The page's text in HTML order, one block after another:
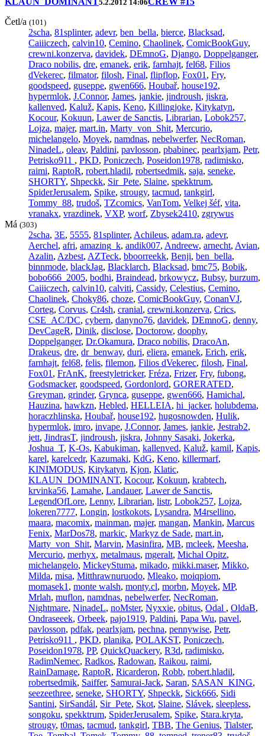
5.2.2012 14:06
Četl/a (101)
2scha, 81splinter, adevr, ben_bella, bierce, Blacksad,
Caiiiczech, calvin10, Cemino, Chaolinek, ComicBookGuy,
crewni.konzerva, davidek, DEmnoG, Django, Doppelganger,
Draco nobilis, dre, emanek, erik, farnhajt, fel68, Filios
dVekerec, filmator, filosh, Final, flipflop, Fox01 , Fry,
goodspeed, guseppe, gwen666, Houbař, house192,
hypermlok, J.Connor, James, jankie, jindroush, jiskra,
kallenved, Kaluž, Kapis, Keno, Killingjoke, Kitykatyn,
Kocour, Kokuun, Lawer de Sanctis, Librarian, Lobok257,
Lojza, majer, mart.in, Marty_von_Shit, Mercurio,
michelangelo, Moyek, namdnas, nebelwerfer, NecRoman,
NinadeL, oleav, Paldini, pavlosson, pbabinec, pearlxjam, Petr,
Petrisko911 , PKD, Poniczech, Poseidon1978, radimisko,
raimi, RaptoR, robert.hladil, robertsedmik, saja, seneke,
SHORTY, Shpeckk, Sir_Pete, Slaine, spekktrum,
SpiderJerusalem, Spike, strougy, tacmud, tankgirl,
Tommy_88, trudoš, TZcomics, VanTom, Velkej šéf, vita,
vranakx, vrazdinek, VXP, worf, Zbysek2410, zgrywus
Má (303)
2scha, 3E, 5555, 81splinter, Achileus, adam.ra, adevr,
Aerchel, afri, amazing_k, andik007, Andreew, arnecht, Avian,
Azalin, Azbest, AZTeck, bboorreekk, Benji, ben_bella,
binnmode, blackJag, Blacklarch, Blacksad, bmc75, Bobik,
bobo666_2005, bodhi, Braindead, brkowycz, Bubsy, burzum,
Caiiiczech, calvin10, calviti, Cassidy, Celestius, Cemino,
Chaolinek, Choky86, choze, ComicBookGuy, ConanVJ,
Corteg, Corvus, Cr4sh, cranial, crewni.konzerva, Crics,
CSE_AC/DC, cybern, danyno76, davidek, DEmnoG, denny,
DevCageR, Dinik, disclose, Doctorow, doophy,
Doppelganger, Dr.Okamura, Draco nobilis, DracoAn,
Drakeus, dre, dr_benway, duri, eliera, emanek, Erich, erik,
farnhajt, fel68, felis, filemon, Filios dVekerec, filosh, Final,
Fox01 , FrAnK, freestyletricker, Fréza, Frizer, Fry, fubong,
Godsmacker, goodspeed, Gordonlord, GORERATED,
Greyman, grinder, Grynca, guseppe, gwen666, Hamichal,
Hauzina, hawkzn, Hebled, HELLEIA, hi_jacker, holubdema,
horaczhlinska, Houbař, house192, hugosnowden, Hulik,
hypermlok, imro, invape, J.Connor, James, jankie, Jestrab2,
jett, JindrasT, jindroush, jiskra, Johnny Sasaki, Jokerka,
Joshua_T, K-Os, Kabukiman, kallenved, Kaluž, kamil, Kapis,
karel, karelcedr, Kazumaki, KdG, Keno, killermarf,
KINIMODUS, Kitykatyn, Kjon, Klatic,
KLAUN_DOMINANT, Kocour, Kokuun, krabtech,
krvinka56, Lamahe, Landauer, Lawer de Sanctis,
LegendOfLore, Lenny, Librarian, listr, Lobok257, Lojza,
lokeren7777, Longin, lostkokots, Lysandra, M4rsellino,
maara, macomix, mainman, majer, mangan, Mankin, Marcus
Fenix, MarDos78, markic, Markyz de Sade, mart.in,
Marty_von_Shit, Marvin, Masinfira, MB, mcleek, Meesha,
Mercurio, merhyx, metalmaus, mgeralt, Michal Opitz,
michelangelo, MickeyStuma, mikado, mikki.maser, Mikko,
Milda, misa, Mitthrawnuruodo, Mleako, moiqpiom,
momasek1 , monte walsh, monty.cl, morbn, Moyek, MP,
Mrlah, muflon, namdnas, nebelwerfer, NecRoman,
Nightmare, NinadeL, noMster, Nyxxie, obitus, Odal , OldaB,
Ondraseeek, Orbeek, pajo1919, Paldini, Papa Wu, pavel,
pavlosson, pdfak, pearlxjam, pechna, pennywise, Petr,
Petrisko911 , PKD, planika, POLAKST, Poniczech,
Poseidon1978, PP, QuickQuackery, R3d, radimisko,
RadimNemec, Radkos, Radowan, Raikou, raimi,
RainDamage, RaptoR, Ricarderon, Robb, robert.hladil,
robertsedmik, Saiffer, Samurai-Jack, Saran, SASAN_KING,
seezeethree, seneke, SHORTY, Shpeckk, Sick666, Sidi
Santini, SirSandál, Sir_Pete, Skot, Slaine, Slávek, sleepless,
songoku, spekktrum, SpiderJerusalem, Spike, Stara.kryta,
strougy, t0mas, tacmud, tankgirl, TBB, The Genius, Tialster,